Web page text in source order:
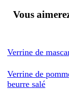
Vous
Verrine de
Verrine de
beurre salé